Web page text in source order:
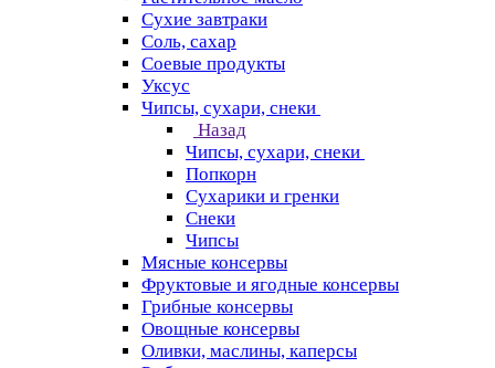
Сухие завтраки
Соль, сахар
Соевые продукты
Уксус
Чипсы, сухари, снеки
Назад
Чипсы, сухари, снеки
Попкорн
Сухарики и гренки
Снеки
Чипсы
Мясные консервы
Фруктовые и ягодные консервы
Грибные консервы
Овощные консервы
Оливки, маслины, каперсы